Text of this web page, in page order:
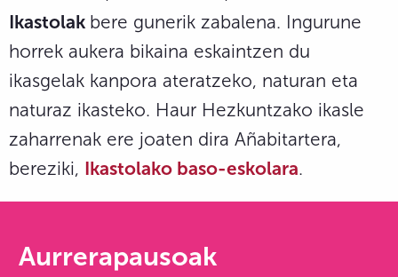
Ikastolak bere gunerik zabalena. Ingurune
horrek aukera bikaina eskaintzen du
ikasgelak kanpora ateratzeko, naturan eta
naturaz ikasteko. Haur Hezkuntzako ikasle
zaharrenak ere joaten dira Añabitartera,
bereziki, Ikastolako baso-eskolara.
Aurrerapausoak